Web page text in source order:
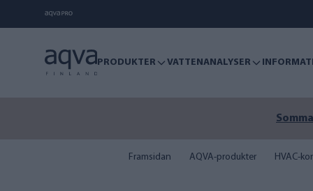
PRODUKTER VATTENANALYSER
Framsidan AQVA-produkter HVAC-